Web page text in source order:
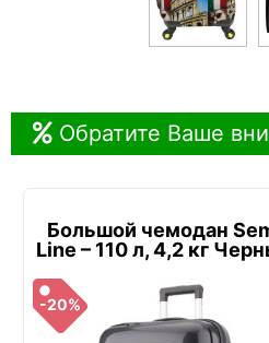
Обратите Ваше
Большой чемодан
Line – 110 л, 4,2 кг
-20%